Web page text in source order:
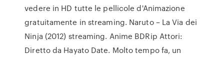
vedere in HD tutte le pellicole d'Animazione
gratuitamente in streaming. Naruto – La Via dei
Ninja (2012) streaming. Anime BDRip Attori:
Diretto da Hayato Date. Molto tempo fa, un